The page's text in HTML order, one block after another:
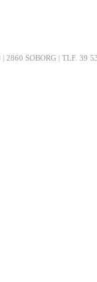
2860 SØBORG | TLF. 39